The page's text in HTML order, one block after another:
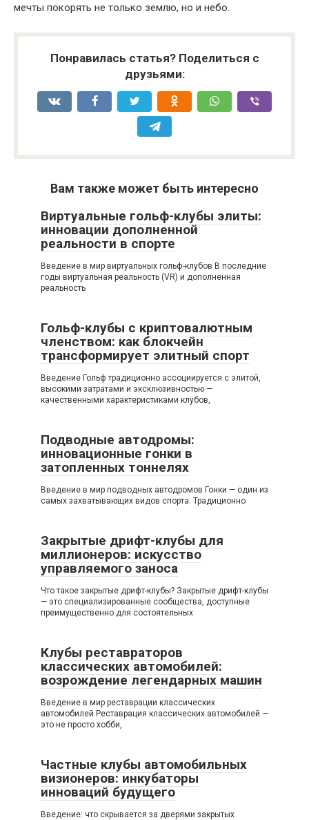
мечты покорять не только землю, но и небо.
Понравилась статья? Поделиться с
друзьями:
Вам также может быть интересно
Виртуальные гольф-клубы элиты:
инновации дополненной
реальности в спорте
Введение в мир виртуальных гольф-клубов В последние
годы виртуальная реальность (VR) и дополненная
реальность
Гольф-клубы с криптовалютным
членством: как блокчейн
трансформирует элитный спорт
Введение Гольф традиционно ассоциируется с элитой,
высокими затратами и эксклюзивностью —
качественными характеристиками клубов,
Подводные автодромы:
инновационные гонки в
затопленных тоннелях
Введение в мир подводных автодромов Гонки — один из
самых захватывающих видов спорта. Традиционно
Закрытые дрифт-клубы для
миллионеров: искусство
управляемого заноса
Что такое закрытые дрифт-клубы? Закрытые дрифт-клубы
— это специализированные сообщества, доступные
преимущественно для состоятельных
Клубы реставраторов
классических автомобилей:
возрождение легендарных машин
Введение в мир реставрации классических
автомобилей Реставрация классических автомобилей —
это не просто хобби,
Частные клубы автомобильных
визионеров: инкубаторы
инноваций будущего
Введение: что скрывается за дверями закрытых